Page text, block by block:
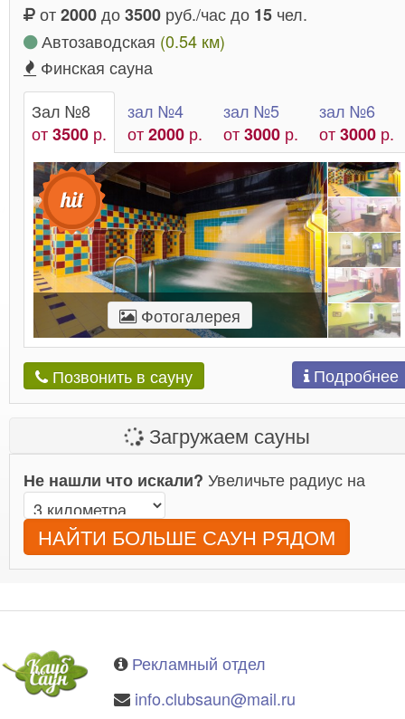
от2000до3500 руб./час до 15 чел.
Автозаводская (0.54 км)
Финская сауна
Зал №8
от3500 р.
зал №4
от2000 р.
зал №5
от3000 р.
зал №6
от3000 р.
Фотогалерея
Позвонить в сауну Подробнее
Загружаем сауны
Не нашли что искали? Увеличьте радиус на
НАЙТИ БОЛЬШЕ САУН РЯДОМ
Рекламный отдел
info.clubsaun@mail.ru